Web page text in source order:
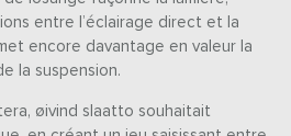
entre l’éclairage direct et la
encore davantage en valeur la
la suspension.
øivind slaatto souhaitait